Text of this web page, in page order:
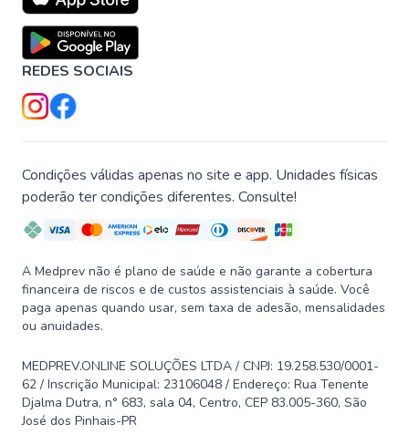
REDES SOCIAIS
Condições válidas apenas no site e app. Unidades físicas
poderão ter condições diferentes. Consulte!
A Medprev não é plano de saúde e não garante a cobertura
financeira de riscos e de custos assistenciais à saúde. Você
paga apenas quando usar, sem taxa de adesão, mensalidades
ou anuidades.
MEDPREV.ONLINE SOLUÇÕES LTDA / CNPJ: 19.258.530/0001-
62 / Inscrição Municipal: 23106048 / Endereço: Rua Tenente
Djalma Dutra, n° 683, sala 04, Centro, CEP 83.005-360, São
José dos Pinhais-PR